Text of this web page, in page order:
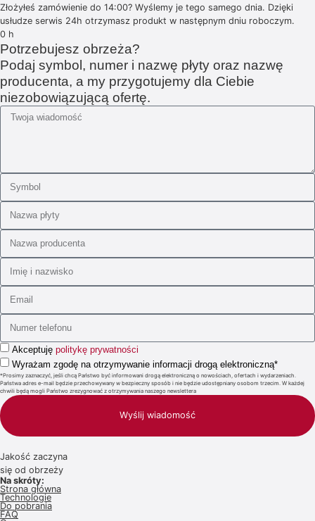
Złożyłeś zamówienie do 14:00? Wyślemy je tego samego dnia. Dzięki
usłudze serwis 24h otrzymasz produkt w następnym dniu roboczym.
0 h
Potrzebujesz obrzeża?
Podaj symbol, numer i nazwę płyty oraz nazwę
producenta, a my przygotujemy dla Ciebie
niezobowiązującą ofertę.
Akceptuję politykę prywatności
Wyrażam zgodę na otrzymywanie informacji drogą elektroniczną*
*Prosimy zaznaczyć, jeśli chcą Państwo być informowani drogą elektroniczną o nowościach, ofertach i wydarzeniach.
Państwa adres e-mail będzie przechowywany w bezpieczny sposób i nie będzie udostępniany osobom trzecim. W każdej
chwili będą mogli Państwo zrezygnować z otrzymywania naszego newslettera
Wyślij wiadomość
Jakość zaczyna
się od obrzeży
Na skróty:
Strona główna
Technologie
Do pobrania
FAQ